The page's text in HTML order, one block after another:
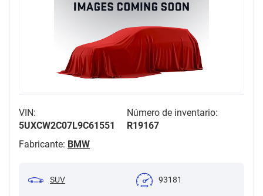
VIN:
5UXCW2C07L9C61551
Número de inventario:
R19167
Fabricante: BMW
SUV 93181